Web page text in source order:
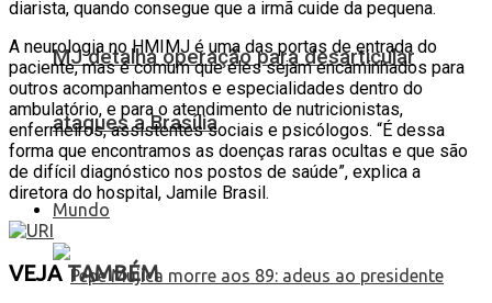
MJ detalha operação para desarticular
ataques a Brasília
Mundo
diarista, quando consegue que a irmã cuide da pequena.
A neurologia no HMIMJ é uma das portas de entrada do
paciente, mas é comum que eles sejam encaminhados para
outros acompanhamentos e especialidades dentro do
ambulatório, e para o atendimento de nutricionistas,
enfermeiros, assistentes sociais e psicólogos. “É dessa
forma que encontramos as doenças raras ocultas e que são
de difícil diagnóstico nos postos de saúde”, explica a
diretora do hospital, Jamile Brasil.
VEJATAMBÉM